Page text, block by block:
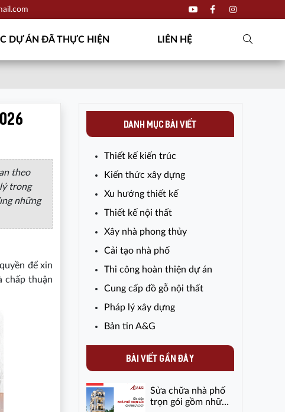
DỰ ÁN ĐÃ THỰC HIỆN LIÊN HỆ
theo
trong
những
để xin
chấp thuận
DANH MỤC BÀI VIẾT
Thiết kế kiến trúc
Kiến thức xây dựng
Xu hướng thiết kế
Thiết kế nội thất
Xây nhà phong thủy
Cải tạo nhà phố
Thi công hoàn thiện dự án
Cung cấp đồ gỗ nội thất
Pháp lý xây dựng
Bản tin A&G
BÀI VIẾT GẦN ĐÂY
Sửa chữa nhà phố
trọn gói gồm những